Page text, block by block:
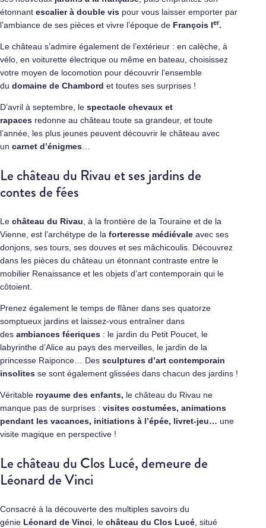
étonnant escalier à double vis pour vous laisser emporter par
l’ambiance de ses pièces et vivre l’époque de François Ier.
Le château s’admire également de l’extérieur : en calèche, à
vélo, en voiturette électrique ou même en bateau, choisissez
votre moyen de locomotion pour découvrir l’ensemble
du domaine de Chambord et toutes ses surprises !
D’avril à septembre, le spectacle chevaux et
rapaces redonne au château toute sa grandeur, et toute
l’année, les plus jeunes peuvent découvrir le château avec
un carnet d’énigmes
Le château du Rivau et ses jardins de
contes de fées
Le château du Rivau , à la frontière de la Touraine et de la
Vienne, est l’archétype de la forteresse médiévale avec ses
donjons, ses tours, ses douves et ses mâchicoulis. Découvrez
dans les pièces du château un étonnant contraste entre le
mobilier Renaissance et les objets d’art contemporain qui le
côtoient.
Prenez également le temps de flâner dans ses quatorze
somptueux jardins et laissez-vous entraîner dans
des ambiances féeriques : le jardin du Petit Poucet, le
labyrinthe d’Alice au pays des merveilles, le jardin de la
princesse Raiponce… Des sculptures d’art contemporain
insolites se sont également glissées dans chacun des jardins !
Véritable royaume des enfants, le château du Rivau ne
manque pas de surprises : visites costumées, animations
pendant les vacances, initiations à l’épée, livret-jeu… une
visite magique en perspective !
Le château du Clos Lucé, demeure de
Léonard de Vinci
Consacré à la découverte des multiples savoirs du
génie Léonard de Vinci , le château du Clos Lucé , situé